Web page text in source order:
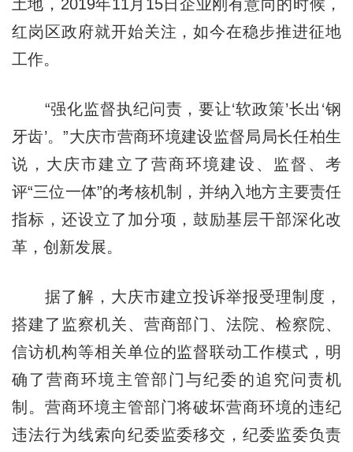
土地，2019年11月15日企业刚有意向的时候，
红岗区政府就开始关注，如今在稳步推进征地
工作。
“强化监督执纪问责，要让‘软政策’长出‘钢
牙齿’。”大庆市营商环境建设监督局局长任柏生
说，大庆市建立了营商环境建设、监督、考
评“三位一体”的考核机制，并纳入地方主要责任
指标，还设立了加分项，鼓励基层干部深化改
革，创新发展。
据了解，大庆市建立投诉举报受理制度，
搭建了监察机关、营商部门、法院、检察院、
信访机构等相关单位的监督联动工作模式，明
确了营商环境主管部门与纪委的追究问责机
制。营商环境主管部门将破坏营商环境的违纪
违法行为线索向纪委监委移交，纪委监委负责